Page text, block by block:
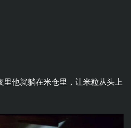
里他就躺在米仓里，让米粒从头上